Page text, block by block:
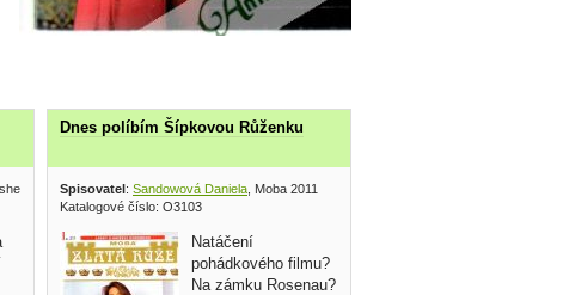
1998
Dnes políbím Šípkovou Růženku
Spisovatel: Sandowová Daniela , Moba 2011
Katalogové číslo: O3103
Natáčení
pohádkového filmu?
Na zámku Rosenau?